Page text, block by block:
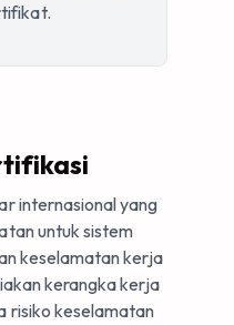
internasional yang
untuk sistem
keselamatan kerja
kerangka kerja
risiko keselamatan